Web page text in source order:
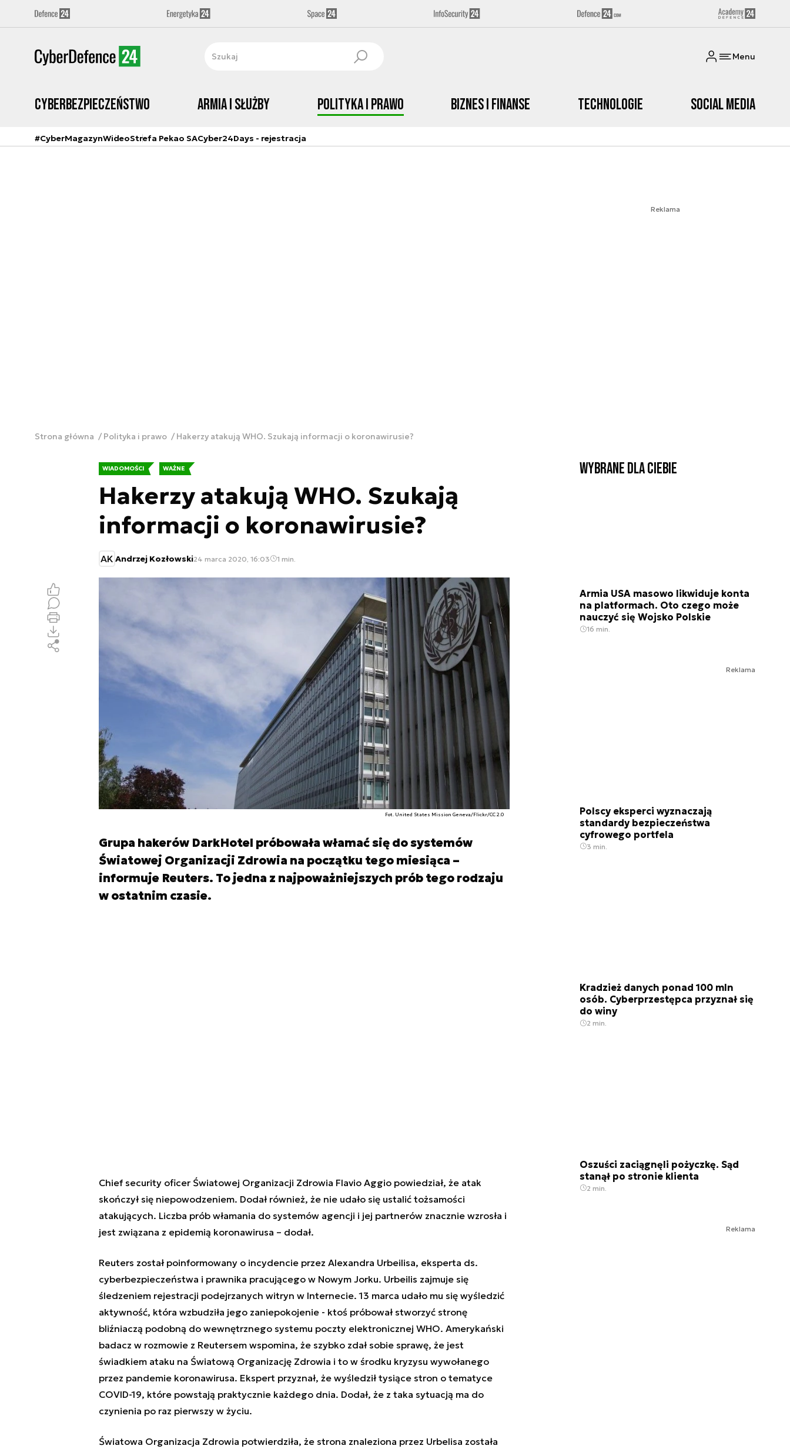
Menu
Cyberbezpieczeństwo Armia i Służby Polityka i prawo Biznes i Finanse Technologie Social media
#CyberMagazynWideoStrefa Pekao SACyber24Days - rejestracja
Reklama
Strona główna Polityka i prawo Hakerzy atakują WHO. Szukają informacji o koronawirusie?
WIADOMOŚCI WAŻNE
Hakerzy atakują WHO. Szukają
informacji o koronawirusie?
AK Andrzej Kozłowski24 marca 2020, 16:03 1 min.
Fot. United States Mission Geneva/Flickr/CC 2.0
Grupa hakerów DarkHotel próbowała włamać się do systemów
Światowej Organizacji Zdrowia na początku tego miesiąca –
informuje Reuters. To jedna z najpoważniejszych prób tego rodzaju
w ostatnim czasie.
Chief security oficer Światowej Organizacji Zdrowia Flavio Aggio powiedział, że atak
skończył się niepowodzeniem. Dodał również, że nie udało się ustalić tożsamości
atakujących. Liczba prób włamania do systemów agencji i jej partnerów znacznie wzrosła i
jest związana z epidemią koronawirusa – dodał.
Reuters został poinformowany o incydencie przez Alexandra Urbeilisa, eksperta ds.
cyberbezpieczeństwa i prawnika pracującego w Nowym Jorku. Urbeilis zajmuje się
śledzeniem rejestracji podejrzanych witryn w Internecie. 13 marca udało mu się wyśledzić
aktywność, która wzbudziła jego zaniepokojenie - ktoś próbował stworzyć stronę
bliźniaczą podobną do wewnętrznego systemu poczty elektronicznej WHO. Amerykański
badacz w rozmowie z Reutersem wspomina, że szybko zdał sobie sprawę, że jest
świadkiem ataku na Światową Organizację Zdrowia i to w środku kryzysu wywołanego
przez pandemie koronawirusa. Ekspert przyznał, że wyśledził tysiące stron o tematyce
COVID-19, które powstają praktycznie każdego dnia. Dodał, że z taka sytuacją ma do
czynienia po raz pierwszy w życiu.
Światowa Organizacja Zdrowia potwierdziła, że strona znaleziona przez Urbelisa została
Wybrane dla Ciebie
Armia USA masowo likwiduje konta
na platformach. Oto czego może
nauczyć się Wojsko Polskie
16 min.
Reklama
Polscy eksperci wyznaczają
standardy bezpieczeństwa
cyfrowego portfela
3 min.
Kradzież danych ponad 100 mln
osób. Cyberprzestępca przyznał się
do winy
2 min.
Oszuści zaciągnęli pożyczkę. Sąd
stanął po stronie klienta
2 min.
Reklama